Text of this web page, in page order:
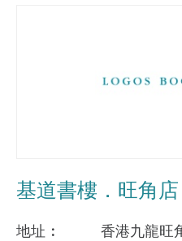
基道書樓．旺角店
地址
香港九龍旺